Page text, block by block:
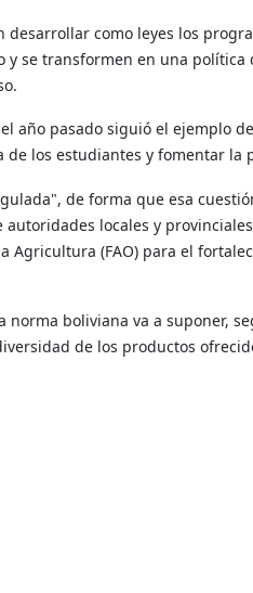
desarrollar como leyes los
se transformen en una
año pasado siguió el ejemplo
los estudiantes y fomentar la
de forma que esa
locales y
Agricultura (FAO) para el
boliviana va a suponer,
de los productos